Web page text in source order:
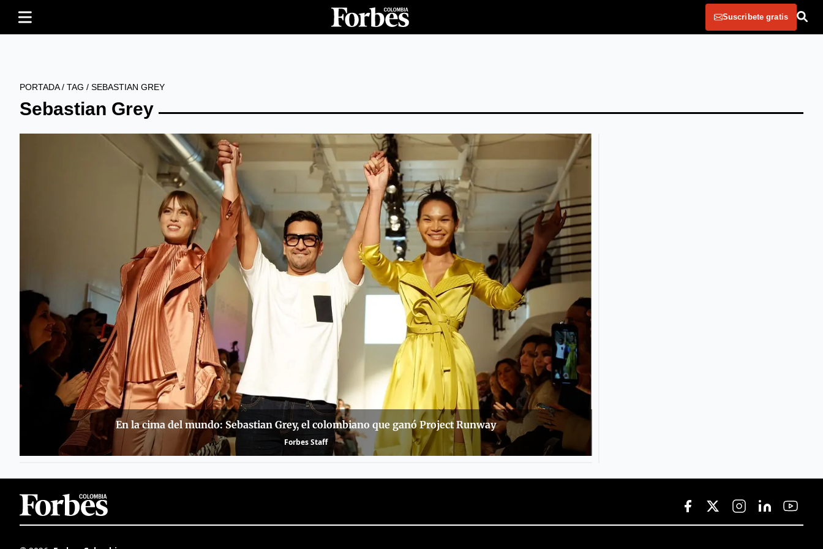
Suscribete gratis
PORTADA/ TAG / SEBASTIAN GREY
Sebastian Grey
En la cima del mundo: Sebastian Grey, el colombiano que ganó Project Runway
Forbes Staff